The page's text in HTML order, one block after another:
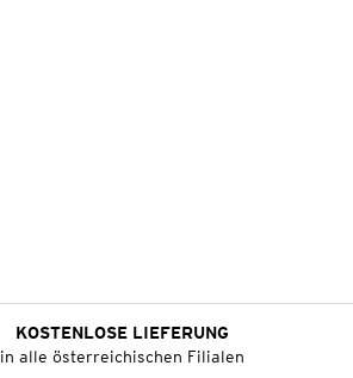
KOSTENLOSE LIEFERUNG
in alle österreichischen Filialen